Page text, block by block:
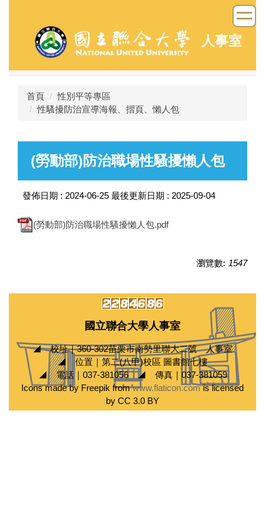
容
人事室
首頁
性別平等專區
性騷擾防治宣導海報、摺頁、懶人包
(勞動部)防治職場性騷擾懶人包
發佈日期 : 2024-06-25 最後更新日期 : 2025-09-04
(勞動部)防治職場性騷擾懶人包.pdf
瀏覽數: 1547
國立聯合大學人事室
◢ 校址｜360-302苗栗市南勢里聯大二號 人事室
◢ 位置｜第二(八甲)校區 圖書館七樓
◢ 電話｜037-381056 ◢ 傳真｜037-381059
Icons made by Freepik fromwww.flaticon.comis licensed
by CC 3.0 BY